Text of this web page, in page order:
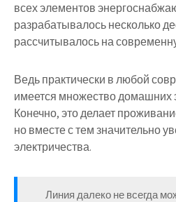
всех элементов
разрабатывалось несколько
рассчитывалось на
Ведь практически в любой
имеется множество домашних
Конечно, это делает
но вместе с тем значительно
электричества.
Линия далеко не всегда